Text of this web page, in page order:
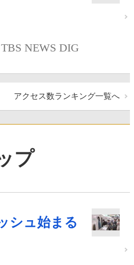
TBS NEWS DIG
アクセス数ランキング一覧へ
プ
シュ始まる